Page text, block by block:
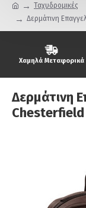
Ταχυδρομικές
Δερμάτινη
Χαμηλά Μεταφορικά
Δερμάτινη
Chesterfield